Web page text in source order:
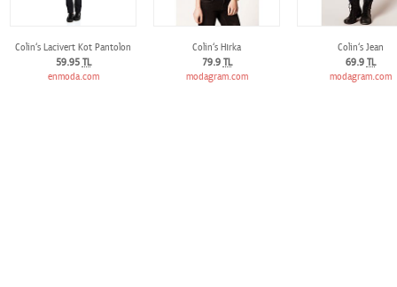
Colin‘s Lacivert Kot Pantolon
59.95 TL
enmoda.com
Colin‘s Hırka
79.9 TL
modagram.com
Colin‘s Jean
69.9 TL
modagram.com